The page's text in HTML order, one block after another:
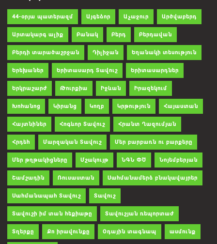
44-օրյա պատերազմ Այգեձոր Աչաջուր Արծվաբերդ
Արտակարգ ալիք Բանակ Բերդ Բերդավան
Բերդի տարածաշրջան Դիլիջան Եղանակի տեսություն
Երեխաներ Երիտասարդ Տավուշ Երիտասարդներ
Երկրաշարժ Թուրքիա Իջևան Իրազեկում
Խոհանոց Կիրանց Կողբ Կրթություն Հայաստան
Հայտնիներ Հոգևոր Տավուշ Հրանտ Ղազումյան
Հրդեհ Մարզական Տավուշ Մեր բարբառն ու բարքերը
Մեր թղթակիցները Մշակույթ ՆԳՆ ՓԾ Նոյեմբերյան
Շամշադին Ռուսաստան Սահմանամերձ բնակավայրեր
Սահմանապահ Տավուշ Տավուշ
Տավուշի իմ տան հեքիաթը Տավուշյան ռեպորտաժ
Տղերքը Քո իրավունքը Օդային տագնապ ասմունք